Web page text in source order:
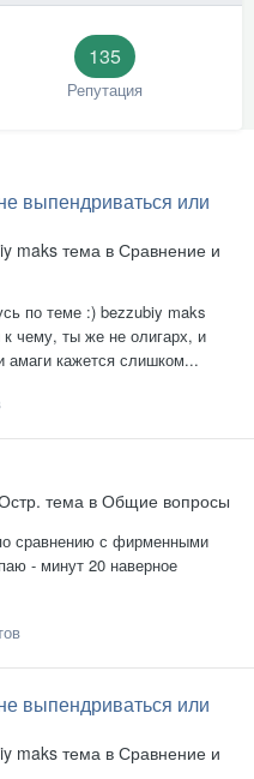
135
Репутация
выпендриваться или
maksтема в Сравнение и
по теме :) bezzubiy maks
чему, ты же не олигарх, и
кажется слишком...
тема в Общие вопросы
сравнению с фирменными
- минут 20 наверное
выпендриваться или
maksтема в Сравнение и